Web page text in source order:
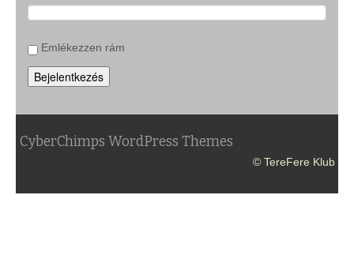
Emlékezzen rám
Bejelentkezés
CyberChimps WordPress Themes
© TereFere Klub